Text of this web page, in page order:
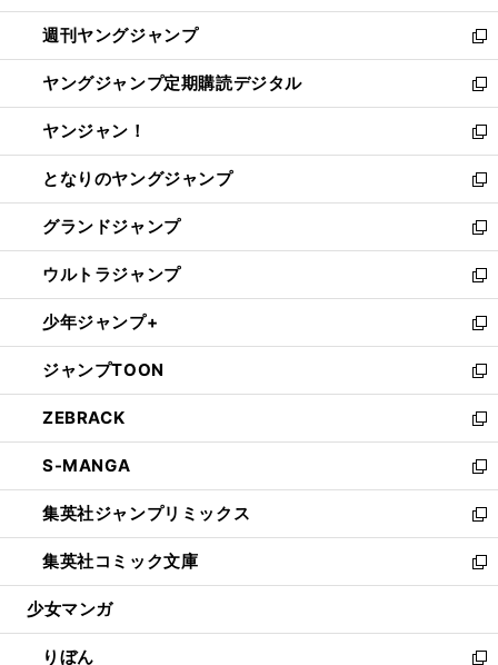
開
く
ウ
で
開
く
ン
ド
ウ
で
開
く
ウ
ィ
ン
ド
ウ
で
開
く
週刊ヤングジャンプ
新
し
い
ウ
ィ
ン
ド
ウ
で
開
く
ヤングジャンプ定期購読デジタル
新
し
い
ウ
ィ
ン
ド
ウ
で
開
く
ヤンジャン！
新
し
い
ウ
ィ
ン
ド
ウ
で
開
く
となりのヤングジャンプ
新
し
い
ウ
ィ
ン
ド
ウ
で
開
く
グランドジャンプ
新
し
い
ウ
ィ
ン
ド
ウ
で
開
く
ウルトラジャンプ
新
し
い
ウ
ィ
ン
ド
ウ
で
開
く
少年ジャンプ+
新
し
い
ウ
ィ
ン
ド
ウ
で
開
く
ジャンプTOON
新
し
い
ウ
ィ
ン
ド
ウ
で
開
ZEBRACK
新
し
い
ウ
ィ
ン
ド
ウ
開
く
S-MANGA
新
し
い
ウ
ィ
ン
ウ
で
集英社ジャンプリミックス
新
し
い
ウ
ン
ド
集英社コミック文庫
新
し
ウ
ィ
少女マンガ
りぼん